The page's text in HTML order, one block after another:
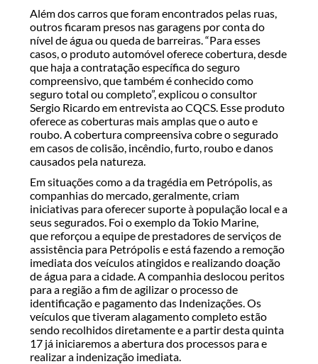
Além dos carros que foram encontrados pelas ruas,
outros ficaram presos nas garagens por conta do
nível de água ou queda de barreiras. “Para esses
casos, o produto automóvel oferece cobertura, desde
que haja a contratação específica do seguro
compreensivo, que também é conhecido como
seguro total ou completo”, explicou o consultor
Sergio Ricardo em entrevista ao CQCS. Esse produto
oferece as coberturas mais amplas que o auto e
roubo. A cobertura compreensiva cobre o segurado
em casos de colisão, incêndio, furto, roubo e danos
causados pela natureza.
Em situações como a da tragédia em Petrópolis, as
companhias do mercado, geralmente, criam
iniciativas para oferecer suporte à população local e a
seus segurados. Foi o exemplo da Tokio Marine,
que reforçou a equipe de prestadores de serviços de
assistência para Petrópolis e está fazendo a remoção
imediata dos veículos atingidos e realizando doação
de água para a cidade. A companhia deslocou peritos
para a região a fim de agilizar o processo de
identificação e pagamento das Indenizações. Os
veículos que tiveram alagamento completo estão
sendo recolhidos diretamente e a partir desta quinta
17 já iniciaremos a abertura dos processos para e
realizar a indenização imediata.